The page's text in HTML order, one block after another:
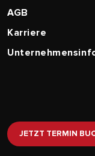
AGB
Karriere
JETZT TERMIN